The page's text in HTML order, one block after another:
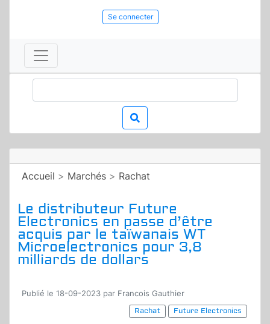
Se connecter
Accueil > Marchés > Rachat
Le distributeur Future
Electronics en passe d’être
acquis par le taïwanais WT
Microelectronics pour 3,8
milliards de dollars
Publié le 18-09-2023 par Francois Gauthier
Rachat
Future Electronics